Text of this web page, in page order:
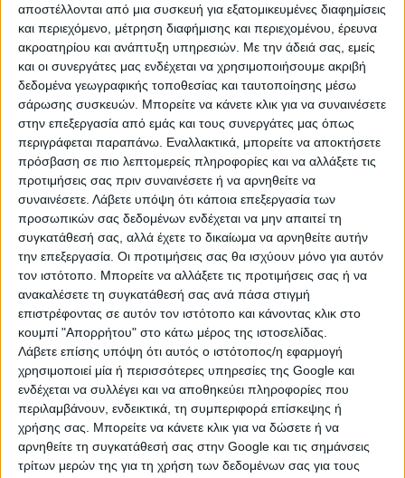
αποστέλλονται από μια συσκευή για εξατομικευμένες διαφημίσεις
και περιεχόμενο, μέτρηση διαφήμισης και περιεχομένου, έρευνα
ακροατηρίου και ανάπτυξη υπηρεσιών. Με την άδειά σας, εμείς
και οι συνεργάτες μας ενδέχεται να χρησιμοποιήσουμε ακριβή
δεδομένα γεωγραφικής τοποθεσίας και ταυτοποίησης μέσω
σάρωσης συσκευών. Μπορείτε να κάνετε κλικ για να συναινέσετε
στην επεξεργασία από εμάς και τους συνεργάτες μας όπως
περιγράφεται παραπάνω. Εναλλακτικά, μπορείτε να αποκτήσετε
πρόσβαση σε πιο λεπτομερείς πληροφορίες και να αλλάξετε τις
προτιμήσεις σας πριν συναινέσετε ή να αρνηθείτε να
συναινέσετε. Λάβετε υπόψη ότι κάποια επεξεργασία των
προσωπικών σας δεδομένων ενδέχεται να μην απαιτεί τη
συγκατάθεσή σας, αλλά έχετε το δικαίωμα να αρνηθείτε αυτήν
την επεξεργασία. Οι προτιμήσεις σας θα ισχύουν μόνο για αυτόν
τον ιστότοπο. Μπορείτε να αλλάξετε τις προτιμήσεις σας ή να
ανακαλέσετε τη συγκατάθεσή σας ανά πάσα στιγμή
επιστρέφοντας σε αυτόν τον ιστότοπο και κάνοντας κλικ στο
κουμπί "Απορρήτου" στο κάτω μέρος της ιστοσελίδας.
Λάβετε επίσης υπόψη ότι αυτός ο ιστότοπος/η εφαρμογή
χρησιμοποιεί μία ή περισσότερες υπηρεσίες της Google και
ενδέχεται να συλλέγει και να αποθηκεύει πληροφορίες που
περιλαμβάνουν, ενδεικτικά, τη συμπεριφορά επίσκεψης ή
χρήσης σας. Μπορείτε να κάνετε κλικ για να δώσετε ή να
αρνηθείτε τη συγκατάθεσή σας στην Google και τις σημάνσεις
τρίτων μερών της για τη χρήση των δεδομένων σας για τους
Το Tour du Péloponnèse, είναι ένας αγώνας Regularity
που προσφέρει στους λάτρεις του κλασσικού
αυτοκινήτου μια οδηγική πανδαισία 1000
χιλιομέτρων, εξαιρετικών Πελοποννησιακών
διαδρομών και την ευκαιρία να επισκεφθούν μερικές
από τις πιο όμορφες περιοχές της Ελλάδας.
Το αγωνιστικό σκέλος αναμένεται με μεγάλο
ενδιαφέρον αφού το ΤΡΙΣΚΕΛΙΟΝ έχει καθιερωθεί
διεθνώς για την επιλογή ποιοτικών διαδρομών και
την άρτια διοργάνωση που περιλαμβάνει από οδική
βοήθεια στην περίπτωση απροόπτου και online
υπηρεσίες αποτελεσμάτων. Με 80, κυρίως διεθνή αλλά
και ελληνικά πληρώματα να έχουν δηλώσει ήδη
συμμετοχή οι «μάχες» στις ειδικές διαδρομές
αναμένονται «επικές».
Οι προετοιμασίες της Οργανωτικής Επιτροπής του
Tour du Péloponnèse εντείνονται καθώς πλέον
απομένουν σχεδόν 20 ημέρες για την εκκίνηση του
μεγαλύτερου διεθνούς event ιστορικού αυτοκινήτου
της Ελλάδας σε συμμετοχές, διάρκεια, αποστάσεις και